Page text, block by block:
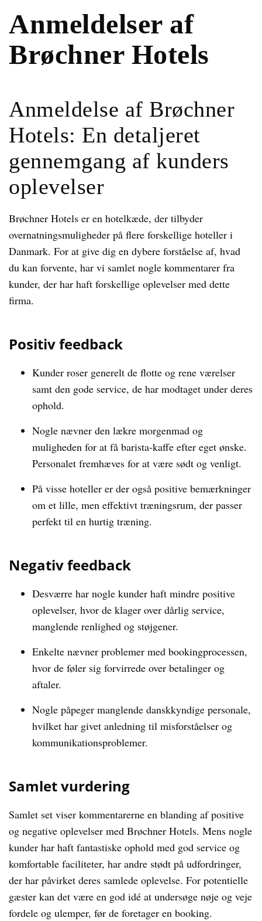
Anmeldelser af
Brøchner Hotels
Anmeldelse af Brøchner
Hotels: En detaljeret
gennemgang af kunders
oplevelser
Brøchner Hotels er en hotelkæde, der tilbyder
overnatningsmuligheder på flere forskellige hoteller i
Danmark. For at give dig en dybere forståelse af, hvad
du kan forvente, har vi samlet nogle kommentarer fra
kunder, der har haft forskellige oplevelser med dette
firma.
Positiv feedback
Kunder roser generelt de flotte og rene værelser
samt den gode service, de har modtaget under deres
ophold.
Nogle nævner den lækre morgenmad og
muligheden for at få barista-kaffe efter eget ønske.
Personalet fremhæves for at være sødt og venligt.
På visse hoteller er der også positive bemærkninger
om et lille, men effektivt træningsrum, der passer
perfekt til en hurtig træning.
Negativ feedback
Desværre har nogle kunder haft mindre positive
oplevelser, hvor de klager over dårlig service,
manglende renlighed og støjgener.
Enkelte nævner problemer med bookingprocessen,
hvor de føler sig forvirrede over betalinger og
aftaler.
Nogle påpeger manglende danskkyndige personale,
hvilket har givet anledning til misforståelser og
kommunikationsproblemer.
Samlet vurdering
Samlet set viser kommentarerne en blanding af positive
og negative oplevelser med Brøchner Hotels. Mens nogle
kunder har haft fantastiske ophold med god service og
komfortable faciliteter, har andre stødt på udfordringer,
der har påvirket deres samlede oplevelse. For potentielle
gæster kan det være en god idé at undersøge nøje og veje
fordele og ulemper, før de foretager en booking.